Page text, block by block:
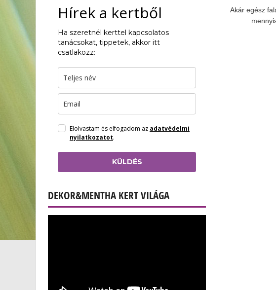
Akár egész
Hírek a kertből
Ha szeretnél kerttel kapcsolatos
tanácsokat, tippetek, akkor itt
csatlakozz:
Elolvastam és elfogadom az adatvédelmi
nyilatkozatot.
KÜLDÉS
DEKOR&MENTHA KERT VILÁGA